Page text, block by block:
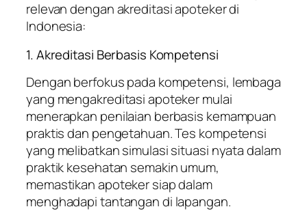
relevan dengan akreditasi apoteker di
Indonesia:
1. Akreditasi Berbasis Kompetensi
Dengan berfokus pada kompetensi, lembaga
yang mengakreditasi apoteker mulai
menerapkan penilaian berbasis kemampuan
praktis dan pengetahuan. Tes kompetensi
yang melibatkan simulasi situasi nyata dalam
praktik kesehatan semakin umum,
memastikan apoteker siap dalam
menghadapi tantangan di lapangan.